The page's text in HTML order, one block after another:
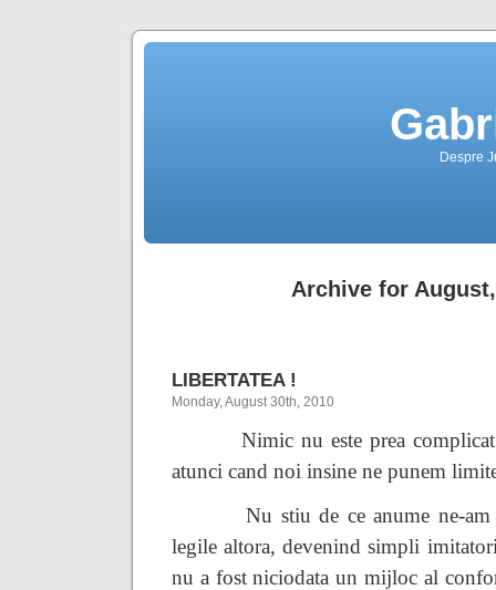
Despre
Archive for
LIBERTATEA !
Monday, August 30th, 2010
Nimic nu este prea
atunci cand noi insine ne punem
Nu stiu de ce anume ne-
legile altora, devenind simpli
nu a fost niciodata un mijloc al